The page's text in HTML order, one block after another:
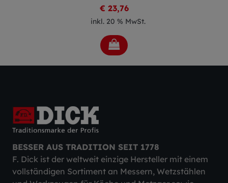
€ 23,76
inkl. 20 % MwSt.
BESSER AUS TRADITION SEIT 1778
F. Dick ist der weltweit einzige Hersteller mit einem
vollständigen Sortiment an Messern, Wetzstählen